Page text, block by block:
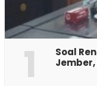
1
‎Soal